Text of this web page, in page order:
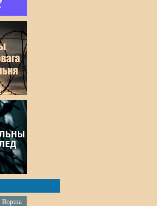
Ворша